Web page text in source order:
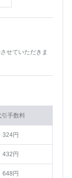
せていただきま
引手数料
324円
432円
648円